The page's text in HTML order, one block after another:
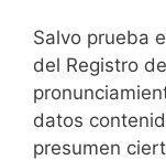
Salvo prueba
del Registro
datos
presumen